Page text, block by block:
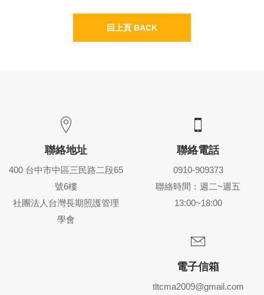
回上頁 BACK
聯絡地址
400 台中市中區三民路二段65
號6樓
社團法人台灣長期照護管理
學會
聯絡電話
0910-909373
聯絡時間：週二~週五
13:00~18:00
電子信箱
tltcma2009@gmail.com